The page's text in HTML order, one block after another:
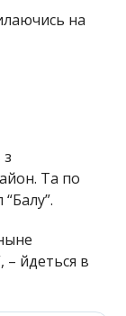
на
Та по
йдеться в